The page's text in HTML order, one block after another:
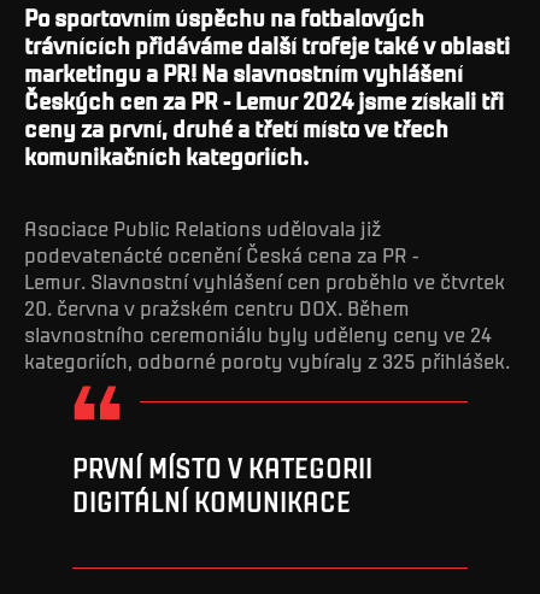
Po sportovním úspěchu na fotbalových
trávnících přidáváme další trofeje také v oblasti
marketingu a PR! Na slavnostním vyhlášení
Českých cen za PR - Lemur 2024 jsme získali tři
ceny za první, druhé a třetí místo ve třech
komunikačních kategoriích.
Asociace Public Relations udělovala již
podevatenácté ocenění Česká cena za PR -
Lemur. Slavnostní vyhlášení cen proběhlo ve čtvrtek
20. června v pražském centru DOX. Během
slavnostního ceremoniálu byly uděleny ceny ve 24
kategoriích, odborné poroty vybíraly z 325 přihlášek.
PRVNÍ MÍSTO V KATEGORII
DIGITÁLNÍ KOMUNIKACE